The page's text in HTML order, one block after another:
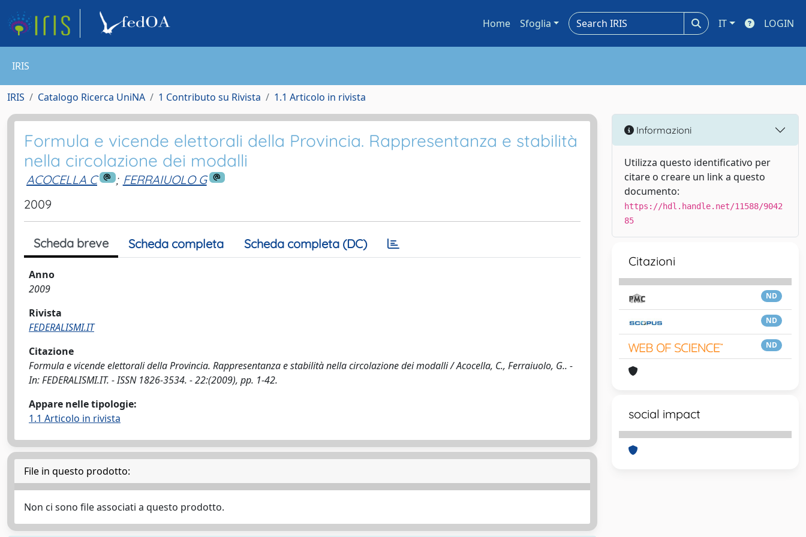
Home Sfoglia IT LOGIN
IRIS
IRIS Catalogo Ricerca UniNA 1 Contributo su Rivista 1.1 Articolo in rivista
Formula e vicende elettorali della Provincia. Rappresentanza e stabilità
nella circolazione dei modalli
ACOCELLA C ; FERRAIUOLO G
2009
Scheda breve Scheda completa Scheda completa (DC)
Anno
2009
Rivista
FEDERALISMI.IT
Citazione
Formula e vicende elettorali della Provincia. Rappresentanza e stabilità nella circolazione dei modalli / Acocella, C., Ferraiuolo, G.. -
In: FEDERALISMI.IT. - ISSN 1826-3534. - 22:(2009), pp. 1-42.
Appare nelle tipologie:
1.1 Articolo in rivista
File in questo prodotto:
Non ci sono file associati a questo prodotto.
Informazioni
Utilizza questo identificativo per
citare o creare un link a questo
documento:
https://hdl.handle.net/11588/9042
85
Citazioni
ND
ND
ND
social impact